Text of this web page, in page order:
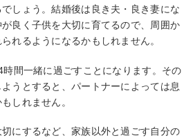
しょう。結婚後は良き夫・良き妻にな
良く子供を大切に育てるので、周囲か
れるようになるかもしれません。
間一緒に過ごすことになります。その
うとすると、パートナーによっては息
しれません。
にするなど、家族以外と過ごす自分の